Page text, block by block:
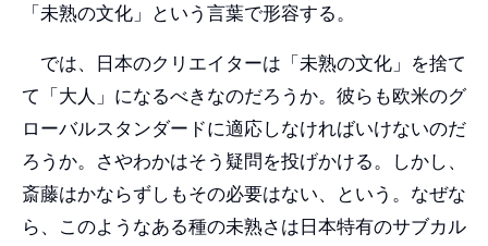
「未熟の文化」という言葉で形容する。
では、日本のクリエイターは「未熟の文化」を捨て
て「大人」になるべきなのだろうか。彼らも欧米のグ
ローバルスタンダードに適応しなければいけないのだ
ろうか。さやわかはそう疑問を投げかける。しかし、
斎藤はかならずしもその必要はない、という。なぜな
ら、このようなある種の未熟さは日本特有のサブカル